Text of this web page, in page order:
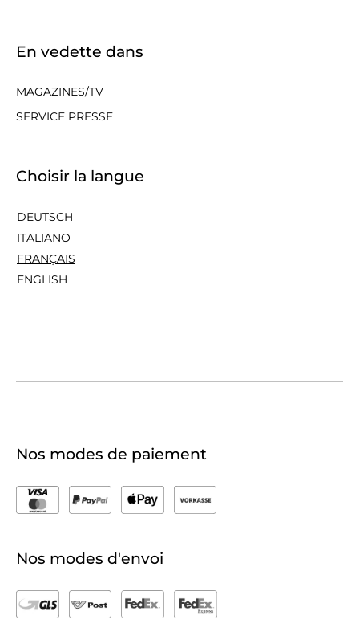
En vedette dans
MAGAZINES/TV
SERVICE PRESSE
Choisir la langue
DEUTSCH
ITALIANO
FRANÇAIS
ENGLISH
Nos modes de paiement
Nos modes d'envoi